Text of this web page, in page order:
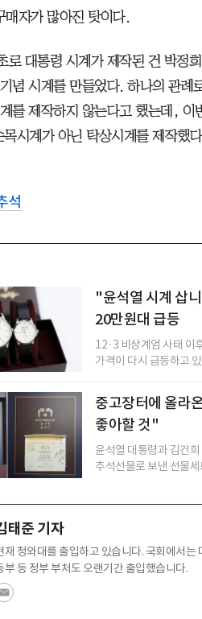
매자가 많아진 탓이다.
로 대통령 시계가 제작된 건 박정
념 시계를 만들었다. 하나의 관례
를 제작하지 않는다고 했는데, 이
시계가 아닌 탁상시계를 제작했
석
"윤석열 시계 삽
20만원대 급등
12·3 비상계엄 사태 이
가격이 다시 급등하고
중고장터에 올라
좋아할 것"
윤석열 대통령과 김건
추석선물로 보낸 선물
태준 기자
재 청와대를 출입하고 있습니다. 국회에서
부 등 정부 부처도 오랜기간 출입했습니다.